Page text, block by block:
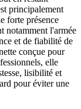
principalement
forte présence
notamment l'armée
et de fiabilité de
conçue pour
elle
lisibilité et
pour éviter une